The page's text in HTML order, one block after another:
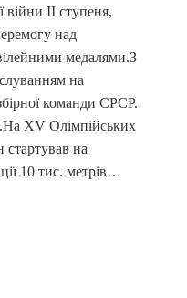
ІІ ступеня,
над
медалями.З
на
команди СРСР.
ХV Олімпійських
стартував на
10 тис. метрів…